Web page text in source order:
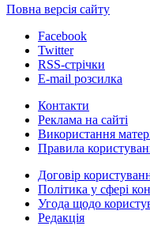
Повна версія сайту
Facebook
Twitter
RSS-стрічки
E-mail розсилка
Контакти
Реклама на сайті
Використання
Правила
Договір
Політика у сфері
Угода щодо
Редакція